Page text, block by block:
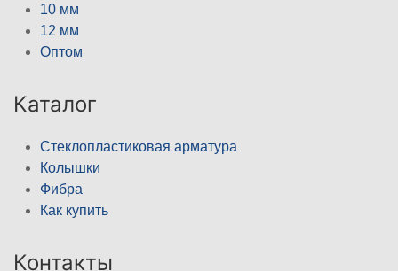
10 мм
12 мм
Оптом
Каталог
Стеклопластиковая арматура
Колышки
Фибра
Как купить
Контакты